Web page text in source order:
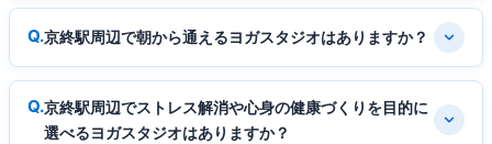
京終駅周辺で朝から通えるヨガスタジオはありますか？
京終駅周辺でストレス解消や心身の健康づくりを目的に
選べるヨガスタジオはありますか？